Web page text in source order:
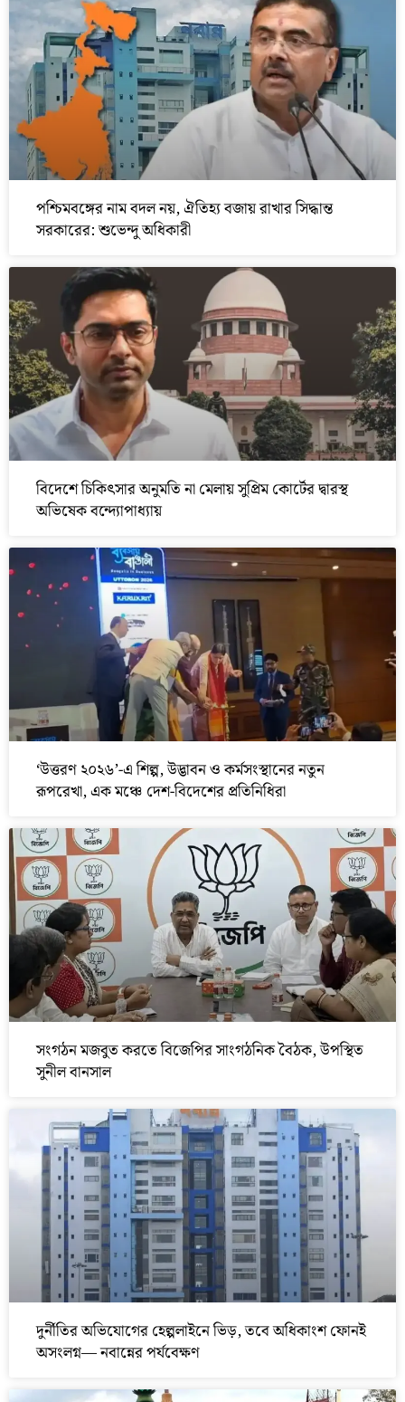
পশ্চিমবঙ্গের নাম বদল নয়, ঐতিহ্য বজায় রাখার সিদ্ধান্ত
সরকারের: শুভেন্দু অধিকারী
বিদেশে চিকিৎসার অনুমতি না মেলায় সুপ্রিম কোর্টের দ্বারস্থ
অভিষেক বন্দ্যোপাধ্যায়
‘উত্তরণ ২০২৬’-এ শিল্প, উদ্ভাবন ও কর্মসংস্থানের নতুন
রূপরেখা, এক মঞ্চে দেশ-বিদেশের প্রতিনিধিরা
সংগঠন মজবুত করতে বিজেপির সাংগঠনিক বৈঠক, উপস্থিত
সুনীল বানসাল
দুর্নীতির অভিযোগের হেল্পলাইনে ভিড়, তবে অধিকাংশ ফোনই
অসংলগ্ন— নবান্নের পর্যবেক্ষণ